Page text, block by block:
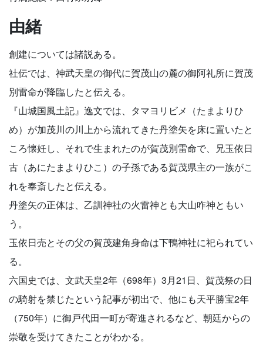
由緒
創建については諸説ある。
社伝では、神武天皇の御代に賀茂山の麓の御阿礼所に賀茂
別雷命が降臨したと伝える。
『山城国風土記』逸文では、タマヨリビメ（たまよりひ
め）が加茂川の川上から流れてきた丹塗矢を床に置いたと
ころ懐妊し、それで生まれたのが賀茂別雷命で、兄玉依日
古（あにたまよりひこ）の子孫である賀茂県主の一族がこ
れを奉斎したと伝える。
丹塗矢の正体は、乙訓神社の火雷神とも大山咋神ともい
う。
玉依日売とその父の賀茂建角身命は下鴨神社に祀られてい
る。
六国史では、文武天皇2年（698年）3月21日、賀茂祭の日
の騎射を禁じたという記事が初出で、他にも天平勝宝2年
（750年）に御戸代田一町が寄進されるなど、朝廷からの
崇敬を受けてきたことがわかる。